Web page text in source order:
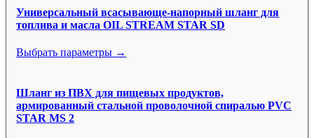
Универсальный всасывающе-напорный шланг для
топлива и масла OIL STREAM STAR SD
Выбрать параметры →
Шланг из ПВХ для пищевых продуктов,
армированный стальной проволочной спиралью PVC
STAR MS 2